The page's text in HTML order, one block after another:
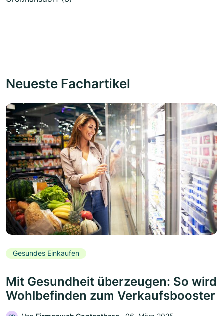
Neueste Fachartikel
Gesundes Einkaufen
Mit Gesundheit überzeugen: So wird
Wohlbefinden zum Verkaufsbooster